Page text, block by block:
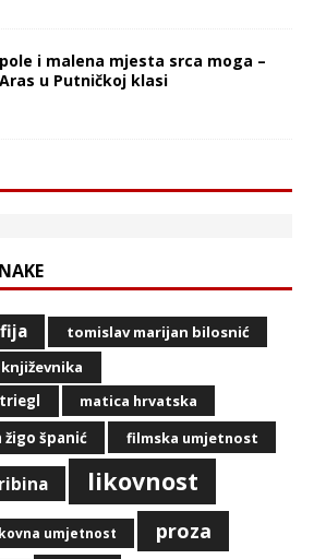
i malena mjesta srca moga –
u Putničkoj klasi
tomislav marijan bilosnić
matica hrvatska
žigo španić filmska umjetnost
likovnost
umjetnost proza